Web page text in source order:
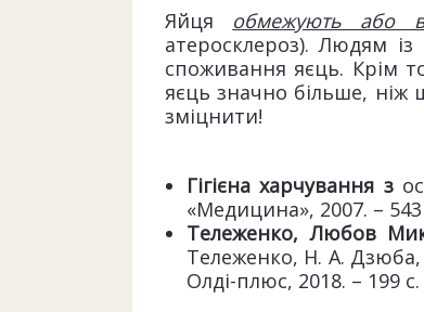
Яйця обмежують або
атеросклероз). Людям
споживання яєць. Крім
яєць значно більше,
зміцнити!
Гігієна харчування з
«Медицина», 2007. – 543
Тележенко, Любов
Тележенко, Н. А. Дзюба,
Олді-плюс, 2018. – 199 с.